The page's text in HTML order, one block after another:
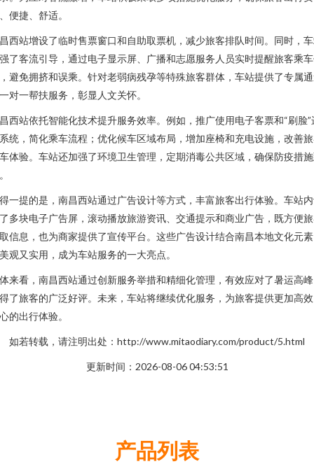
便捷、舒适。
西站增设了临时售票窗口和自助取票机，减少旅客排队时间。同时，
了客流引导，通过电子显示屏、广播和志愿服务人员实时提醒旅客乘
避免拥挤和误乘。针对老弱病残孕等特殊旅客群体，车站提供了专属
对一帮扶服务，彰显人文关怀。
西站依托智能化技术提升服务效率。例如，推广使用电子客票和“刷脸”
统，简化乘车流程；优化候车区域布局，增加座椅和充电设施，改善
体验。车站还加强了环境卫生管理，定期消毒公共区域，确保防疫措
一提的是，南昌西站通过广告设计等方式，丰富旅客出行体验。车站
多块电子广告屏，滚动播放旅游资讯、交通提示和商业广告，既方便
信息，也为商家提供了宣传平台。这些广告设计结合南昌本地文化元
观又实用，成为车站服务的一大亮点。
来看，南昌西站通过创新服务举措和精细化管理，有效应对了暑运高
了旅客的广泛好评。未来，车站将继续优化服务，为旅客提供更加高
的出行体验。
如若转载，请注明出处：http://www.mitaodiary.com/product/5.html
更新时间：2026-08-06 04:53:51
产品列表